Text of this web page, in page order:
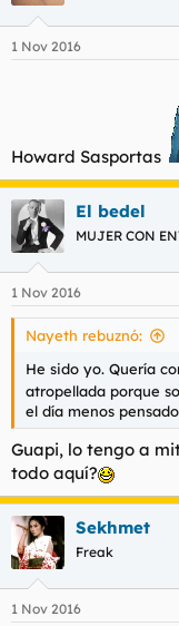
e
1 Nov 2016
Howard Sasportas
El bedel
MUJER CON
1 Nov 2016
Nayeth rebuznó:
He sido yo. Quería
atropellada porque
el día menos
Guapi, lo tengo a
todo aquí?
Sekhmet
Freak
1 Nov 2016